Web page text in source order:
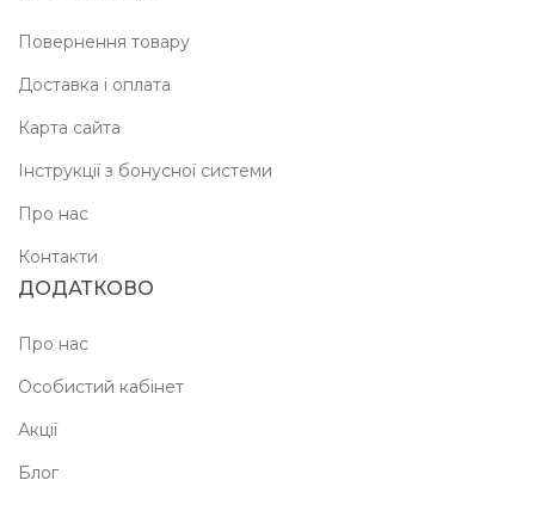
Повернення товару
Доставка і оплата
Карта сайта
Інструкції з бонусної системи
Про нас
Контакти
ДОДАТКОВО
Про нас
Особистий кабінет
Акції
Блог